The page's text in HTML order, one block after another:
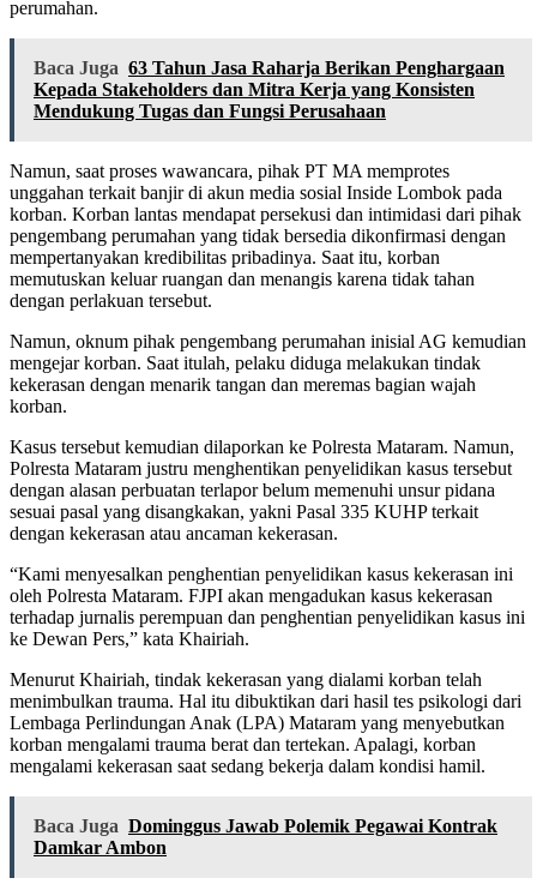
perumahan.
Baca Juga 63 Tahun Jasa Raharja Berikan Penghargaan
Kepada Stakeholders dan Mitra Kerja yang Konsisten
Mendukung Tugas dan Fungsi Perusahaan
Namun, saat proses wawancara, pihak PT MA memprotes
unggahan terkait banjir di akun media sosial Inside Lombok pada
korban. Korban lantas mendapat persekusi dan intimidasi dari pihak
pengembang perumahan yang tidak bersedia dikonfirmasi dengan
mempertanyakan kredibilitas pribadinya. Saat itu, korban
memutuskan keluar ruangan dan menangis karena tidak tahan
dengan perlakuan tersebut.
Namun, oknum pihak pengembang perumahan inisial AG kemudian
mengejar korban. Saat itulah, pelaku diduga melakukan tindak
kekerasan dengan menarik tangan dan meremas bagian wajah
korban.
Kasus tersebut kemudian dilaporkan ke Polresta Mataram. Namun,
Polresta Mataram justru menghentikan penyelidikan kasus tersebut
dengan alasan perbuatan terlapor belum memenuhi unsur pidana
sesuai pasal yang disangkakan, yakni Pasal 335 KUHP terkait
dengan kekerasan atau ancaman kekerasan.
“Kami menyesalkan penghentian penyelidikan kasus kekerasan ini
oleh Polresta Mataram. FJPI akan mengadukan kasus kekerasan
terhadap jurnalis perempuan dan penghentian penyelidikan kasus ini
ke Dewan Pers,” kata Khairiah.
Menurut Khairiah, tindak kekerasan yang dialami korban telah
menimbulkan trauma. Hal itu dibuktikan dari hasil tes psikologi dari
Lembaga Perlindungan Anak (LPA) Mataram yang menyebutkan
korban mengalami trauma berat dan tertekan. Apalagi, korban
mengalami kekerasan saat sedang bekerja dalam kondisi hamil.
Baca Juga Dominggus Jawab Polemik Pegawai Kontrak
Damkar Ambon